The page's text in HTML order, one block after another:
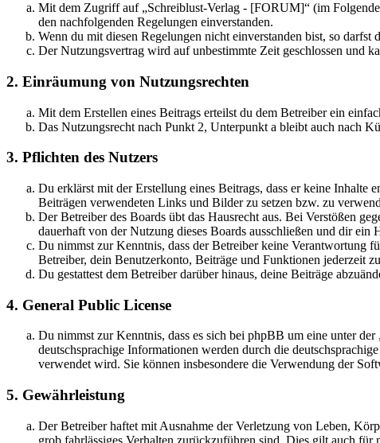
Mit dem Zugriff auf „Schreiblust-Verlag - [FORUM]“ (im
den nachfolgenden Regelungen einverstanden.
Wenn du mit diesen Regelungen nicht einverstanden bist, so
Der Nutzungsvertrag wird auf unbestimmte Zeit geschlossen und
2. Einräumung von Nutzungsrechten
Mit dem Erstellen eines Beitrags erteilst du dem Betreiber ein
Das Nutzungsrecht nach Punkt 2, Unterpunkt a bleibt auch nach
3. Pflichten des Nutzers
Du erklärst mit der Erstellung eines Beitrags, dass er keine Inhalte
Beiträgen verwendeten Links und Bilder zu setzen bzw. zu
Der Betreiber des Boards übt das Hausrecht aus. Bei Verstößen
dauerhaft von der Nutzung dieses Boards ausschließen und dir ein
Du nimmst zur Kenntnis, dass der Betreiber keine Verantwortung
Betreiber, dein Benutzerkonto, Beiträge und Funktionen jederzeit
Du gestattest dem Betreiber darüber hinaus, deine Beiträge
4. General Public License
Du nimmst zur Kenntnis, dass es sich bei phpBB um eine unter der
deutschsprachige Informationen werden durch die
verwendet wird. Sie können insbesondere die Verwendung der
5. Gewährleistung
Der Betreiber haftet mit Ausnahme der Verletzung von Leben,
grob fahrlässiges Verhalten zurückzuführen sind. Dies gilt auch